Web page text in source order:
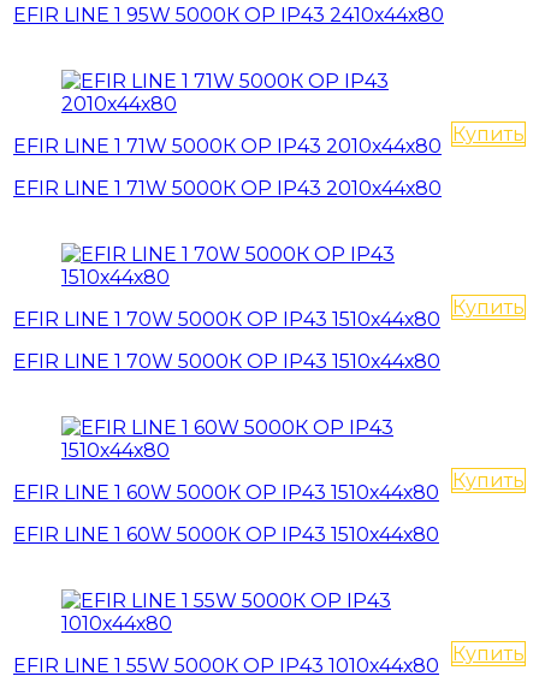
EFIR LINE 1 95W 5000К OP IP43 2410х44х80
EFIR LINE 1 71W 5000К OP IP43 2010х44х80
EFIR LINE 1 71W 5000К OP IP43 2010х44х80
Купить
EFIR LINE 1 70W 5000К OP IP43 1510х44х80
EFIR LINE 1 70W 5000К OP IP43 1510х44х80
Купить
EFIR LINE 1 60W 5000К OP IP43 1510х44х80
EFIR LINE 1 60W 5000К OP IP43 1510х44х80
Купить
EFIR LINE 1 55W 5000К OP IP43 1010х44х80
Купить